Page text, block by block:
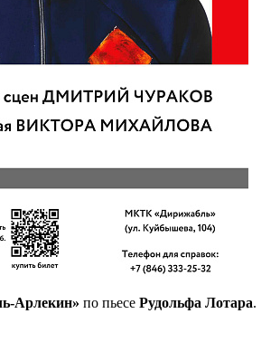
Арлекин» по пьесе Рудольфа Лотара.